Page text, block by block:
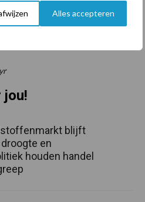
Alles accepteren
soortgelijke artikelen lezen?Neem
jou!
blijft
en
houden handel